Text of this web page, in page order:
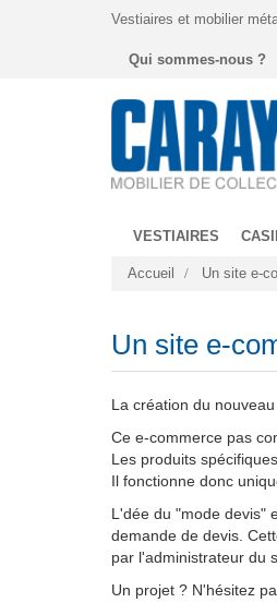
Vestiaires et mobilier
Qui sommes-nous ?
VESTIAIRES
Accueil Un site e-
Un site e-
La création du
Ce e-commerce pas
Les produits
Il fonctionne donc
L'dée du "mode devis"
demande de devis.
par l'administrateur du
Un projet ? N'hésitez